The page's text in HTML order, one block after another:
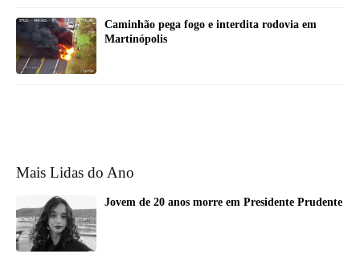
Caminhão pega fogo e interdita rodovia em
Martinópolis
Mais Lidas do Ano
Jovem de 20 anos morre em Presidente Prudente